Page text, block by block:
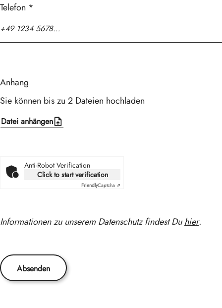
Telefon *
Anhang
Sie können bis zu 2 Dateien hochladen
Datei anhängen
Anti-Robot Verification
Click to start verification
FriendlyCaptcha ⇗
Informationen zu unserem Datenschutz findest Duhier.
Absenden